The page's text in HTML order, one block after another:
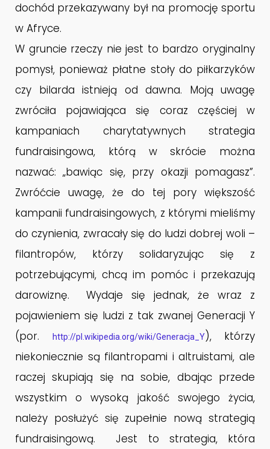
dochód przekazywany był na promocję sportu
w Afryce.
W gruncie rzeczy nie jest to bardzo oryginalny
pomysł, ponieważ płatne stoły do piłkarzyków
czy bilarda istnieją od dawna. Moją uwagę
zwróciła pojawiająca się coraz częściej w
kampaniach charytatywnych strategia
fundraisingowa, którą w skrócie można
nazwać: „bawiąc się, przy okazji pomagasz”.
Zwróćcie uwagę, że do tej pory większość
kampanii fundraisingowych, z którymi mieliśmy
do czynienia, zwracały się do ludzi dobrej woli –
filantropów, którzy solidaryzując się z
potrzebującymi, chcą im pomóc i przekazują
darowiznę. Wydaje się jednak, że wraz z
pojawieniem się ludzi z tak zwanej Generacji Y
(por.
http://pl.wikipedia.org/wiki/Generacja_Y), którzy
niekoniecznie są filantropami i altruistami, ale
raczej skupiają się na sobie, dbając przede
wszystkim o wysoką jakość swojego życia,
należy posłużyć się zupełnie nową strategią
fundraisingową. Jest to strategia, która